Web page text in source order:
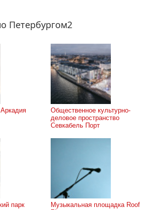
Петербургом2
Общественное культурно-
деловое пространство
Севкабель Порт
парк
Музыкальная площадка Roof